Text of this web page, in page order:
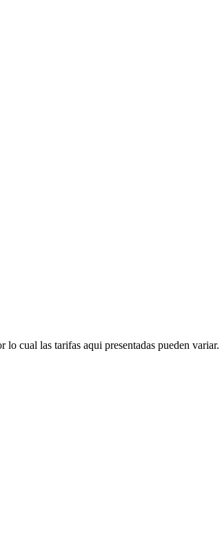
cual las tarifas aqui presentadas pueden variar.